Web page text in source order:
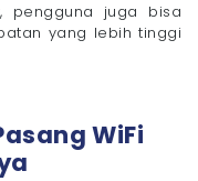
pengguna juga bisa
yang lebih tinggi
WiFi